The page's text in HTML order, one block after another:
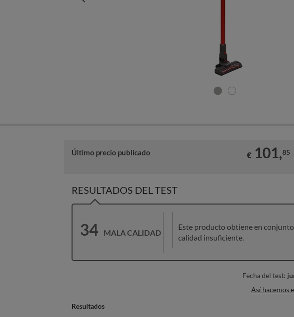
Último precio publicado € 101,85
RESULTADOS DEL TEST
34 MALA CALIDAD
Este producto obtiene en
calidad insuficiente.
Fecha del test:
Así hacemos
Resultados